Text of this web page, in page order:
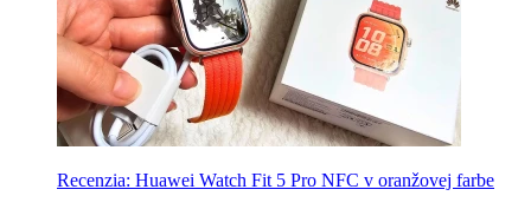
Recenzia: Huawei Watch Fit 5 Pro NFC v oranžovej farbe